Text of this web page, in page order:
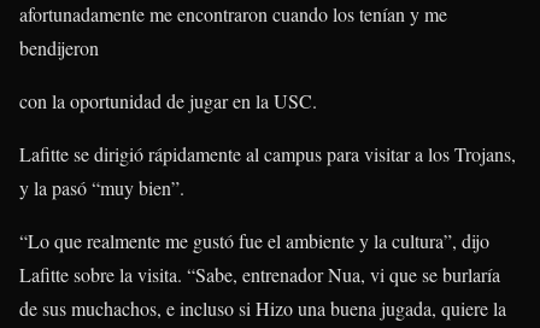
afortunadamente me encontraron cuando los tenían y me
bendijeron
con la oportunidad de jugar en la USC.
Lafitte se dirigió rápidamente al campus para visitar a los Trojans,
y la pasó “muy bien”.
“Lo que realmente me gustó fue el ambiente y la cultura”, dijo
Lafitte sobre la visita. “Sabe, entrenador Nua, vi que se burlaría
de sus muchachos, e incluso si Hizo una buena jugada, quiere la